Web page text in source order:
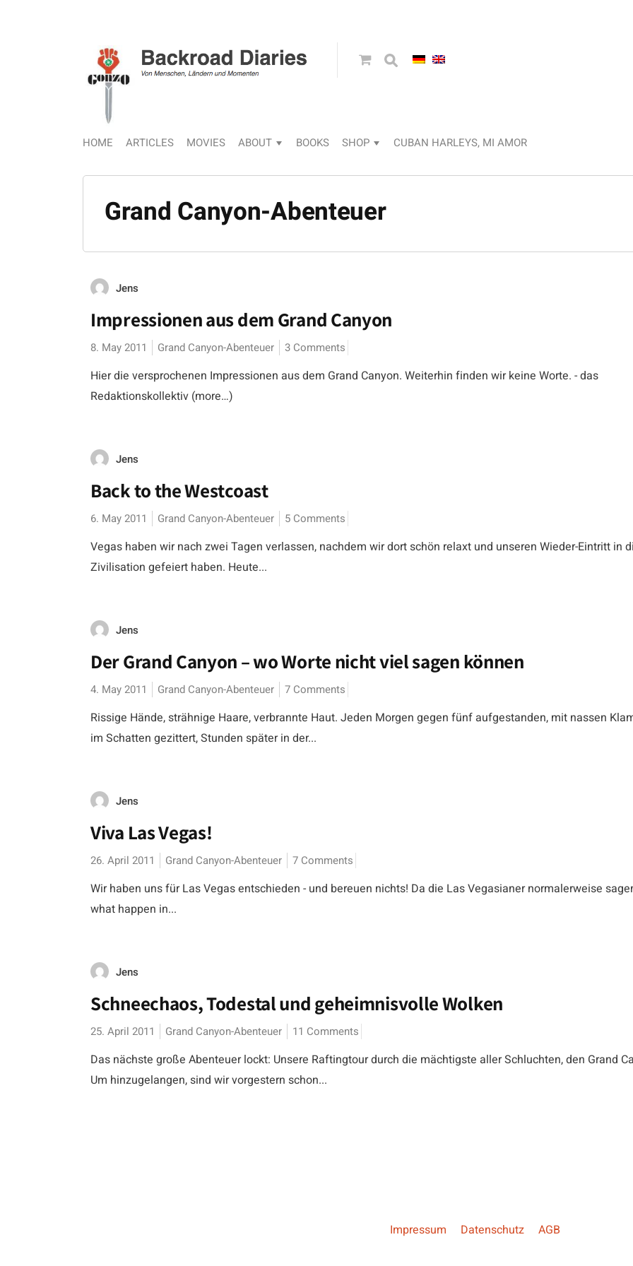
HOME ARTICLES MOVIES ABOUT BOOKS SHOP CUBAN HARLEYS, MI AMOR
Grand Canyon-Abenteuer
Jens
Impressionen aus dem Grand Canyon
8. May 2011 Grand Canyon-Abenteuer 3 Comments
Hier die versprochenen Impressionen aus dem Grand Canyon. Weiterhin finden wir keine Worte. - das
Redaktionskollektiv (more…)
Jens
Back to the Westcoast
6. May 2011 Grand Canyon-Abenteuer 5 Comments
Vegas haben wir nach zwei Tagen verlassen, nachdem wir dort schön relaxt und unseren Wieder-Eintritt in
Zivilisation gefeiert haben. Heute...
Jens
Der Grand Canyon – wo Worte nicht viel sagen können
4. May 2011 Grand Canyon-Abenteuer 7 Comments
Rissige Hände, strähnige Haare, verbrannte Haut. Jeden Morgen gegen fünf aufgestanden, mit nassen
im Schatten gezittert, Stunden später in der...
Jens
Viva Las Vegas!
26. April 2011 Grand Canyon-Abenteuer 7 Comments
Wir haben uns für Las Vegas entschieden - und bereuen nichts! Da die Las Vegasianer normalerweise
what happen in...
Jens
Schneechaos, Todestal und geheimnisvolle Wolken
25. April 2011 Grand Canyon-Abenteuer 11 Comments
Das nächste große Abenteuer lockt: Unsere Raftingtour durch die mächtigste aller Schluchten, den Grand
Um hinzugelangen, sind wir vorgestern schon...
Impressum Datenschutz AGB